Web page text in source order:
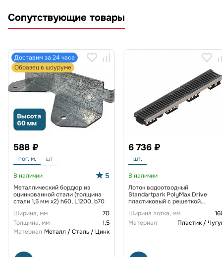
Сопутствующие товары
Доставим за 24 часа
Образец в шоуруме
588 ₽
пог. м. шт
В наличии 5
Металлический бордюр из
оцинкованной стали (толщина
стали 1,5 мм x2) h60, L1200, b70
Ширина, мм
70
Толщина, мм
1,5
Материал Металл / Сталь / Цинк
6 736 ₽
шт.
В наличии
Лоток водоотводный
Standartpark PolyMax Drive
пластиковый с решеткой
(комплект) 0805034-М
Ширина лотка, мм
Материал
Пластик /